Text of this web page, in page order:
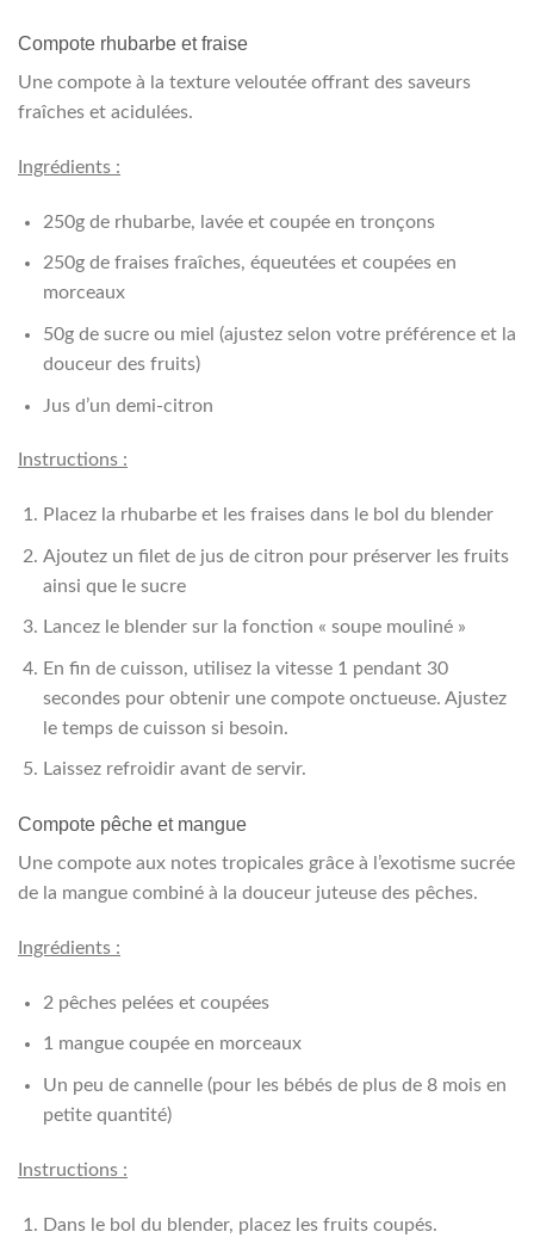
Compote rhubarbe et fraise
Une compote à la texture veloutée offrant des saveurs
fraîches et acidulées.
Ingrédients :
250g de rhubarbe, lavée et coupée en tronçons
250g de fraises fraîches, équeutées et coupées en
morceaux
50g de sucre ou miel (ajustez selon votre préférence et la
douceur des fruits)
Jus d’un demi-citron
Instructions :
Placez la rhubarbe et les fraises dans le bol du blender
Ajoutez un filet de jus de citron pour préserver les fruits
ainsi que le sucre
Lancez le blender sur la fonction « soupe mouliné »
En fin de cuisson, utilisez la vitesse 1 pendant 30
secondes pour obtenir une compote onctueuse. Ajustez
le temps de cuisson si besoin.
Laissez refroidir avant de servir.
Compote pêche et mangue
Une compote aux notes tropicales grâce à l’exotisme sucrée
de la mangue combiné à la douceur juteuse des pêches.
Ingrédients :
2 pêches pelées et coupées
1 mangue coupée en morceaux
Un peu de cannelle (pour les bébés de plus de 8 mois en
petite quantité)
Instructions :
Dans le bol du blender, placez les fruits coupés.